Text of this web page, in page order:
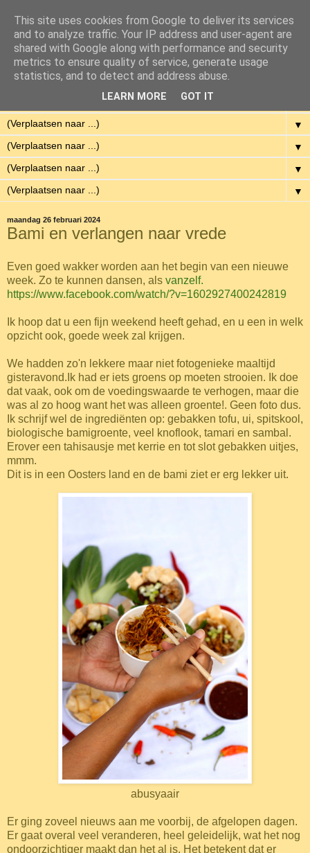
Eenvoudig Gelukkig
Met weinig middelen een hoge kwaliteit van leven hebben.
▼
▼
▼
▼
maandag 26 februari 2024
Bami en verlangen naar vrede
Even goed wakker worden aan het begin van een nieuwe
week. Zo te kunnen dansen, als vanzelf.
https://www.facebook.com/watch/?v=1602927400242819
Ik hoop dat u een fijn weekend heeft gehad, en u een in welk
opzicht ook, goede week zal krijgen.
We hadden zo'n lekkere maar niet fotogenieke maaltijd
gisteravond.Ik had er iets groens op moeten strooien. Ik doe
dat vaak, ook om de voedingswaarde te verhogen, maar die
was al zo hoog want het was alleen groente!. Geen foto dus.
Ik schrijf wel de ingrediënten op: gebakken tofu, ui, spitskool,
biologische bamigroente, veel knoflook, tamari en sambal.
Erover een tahisausje met kerrie en tot slot gebakken uitjes,
mmm.
Dit is in een Oosters land en de bami ziet er erg lekker uit.
abusyaair
Er ging zoveel nieuws aan me voorbij, de afgelopen dagen.
Er gaat overal veel veranderen, heel geleidelijk, wat het nog
ondoorzichtiger maakt dan het al is. Het betekent dat er
This site uses cookies from Google to deliver its services
and to analyze traffic. Your IP address and user-agent are
shared with Google along with performance and security
metrics to ensure quality of service, generate usage
statistics, and to detect and address abuse.
LEARN MORE GOT IT